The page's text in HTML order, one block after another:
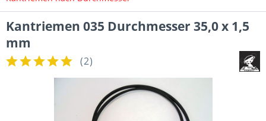
Kantriemen 035 Durchmesser 35,0 x 1,5
mm
(2)